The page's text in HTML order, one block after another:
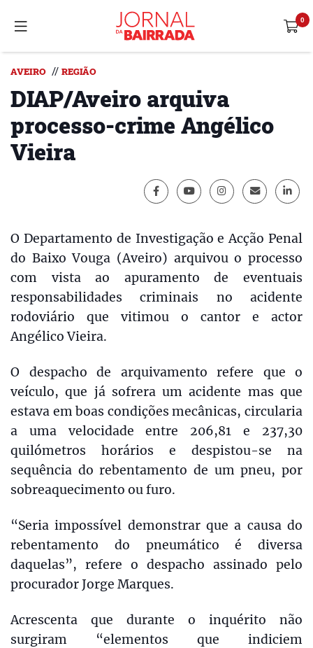
AVEIRO // REGIÃO
DIAP/Aveiro arquiva
processo-crime Angélico
Vieira
O Departamento de Investigação e Acção Penal
do Baixo Vouga (Aveiro) arquivou o processo
com vista ao apuramento de eventuais
responsabilidades criminais no acidente
rodoviário que vitimou o cantor e actor
Angélico Vieira.
O despacho de arquivamento refere que o
veículo, que já sofrera um acidente mas que
estava em boas condições mecânicas, circularia
a uma velocidade entre 206,81 e 237,30
quilómetros horários e despistou-se na
sequência do rebentamento de um pneu, por
sobreaquecimento ou furo.
“Seria impossível demonstrar que a causa do
rebentamento do pneumático é diversa
daquelas”, refere o despacho assinado pelo
procurador Jorge Marques.
Acrescenta que durante o inquérito não
surgiram “elementos que indiciem